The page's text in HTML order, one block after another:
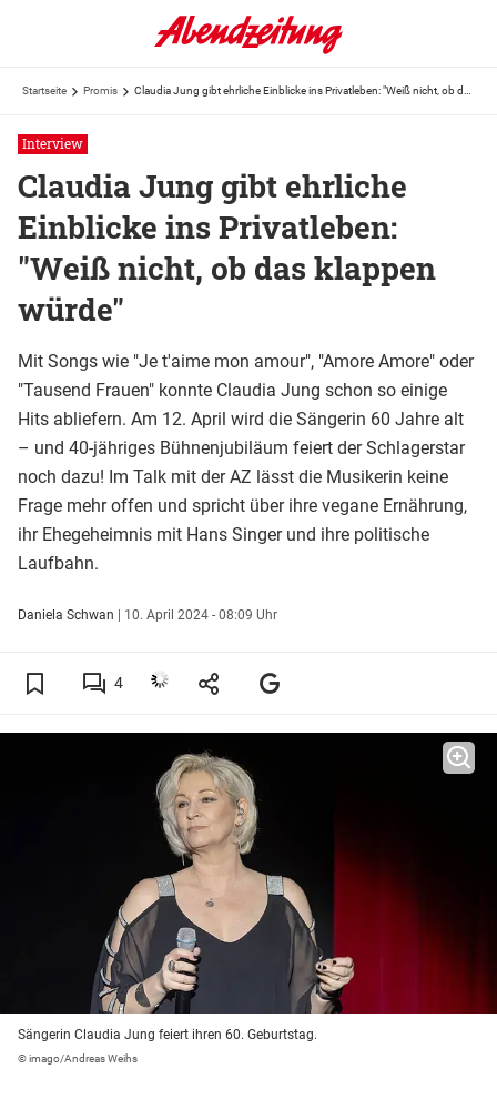
Startseite Promis
Interview
Claudia Jung gibt ehrliche
Einblicke ins Privatleben:
"Weiß nicht, ob das klappen
würde"
Mit Songs wie "Je t'aime mon amour", "Amore Amore" oder
"Tausend Frauen" konnte Claudia Jung schon so einige
Hits abliefern. Am 12. April wird die Sängerin 60 Jahre alt
– und 40-jähriges Bühnenjubiläum feiert der Schlagerstar
noch dazu! Im Talk mit der AZ lässt die Musikerin keine
Frage mehr offen und spricht über ihre vegane Ernährung,
ihr Ehegeheimnis mit Hans Singer und ihre politische
Laufbahn.
Daniela Schwan 10. April 2024 - 08:09 Uhr
4
Sängerin Claudia Jung feiert ihren 60. Geburtstag.
© imago/Andreas Weihs